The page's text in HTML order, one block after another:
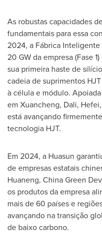
As robustas capacidades
fundamentais para essa
2024, a Fábrica
20 GW da empresa (Fase
sua primeira haste de
cadeia de suprimentos
à célula e módulo.
em Xuancheng, Dali, Hefei
está avançando
tecnologia HJT.
Em 2024, a Huasun
de empresas estatais
Huaneng, China Green
os produtos da empresa
mais de 60 países e
avançando na transição
de baixo carbono.